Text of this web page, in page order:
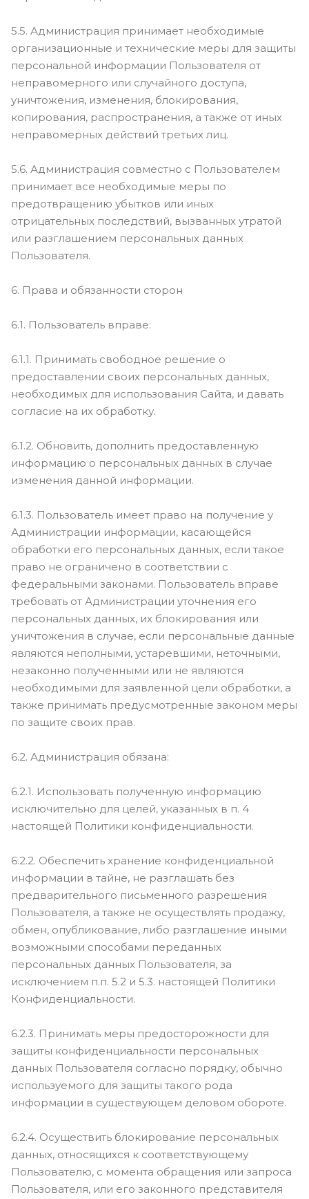
5.5. Администрация принимает необходимые
организационные и технические меры для защиты
персональной информации Пользователя от
неправомерного или случайного доступа,
уничтожения, изменения, блокирования,
копирования, распространения, а также от иных
неправомерных действий третьих лиц.
5.6. Администрация совместно с Пользователем
принимает все необходимые меры по
предотвращению убытков или иных
отрицательных последствий, вызванных утратой
или разглашением персональных данных
Пользователя.
6. Права и обязанности сторон
6.1. Пользователь вправе:
6.1.1. Принимать свободное решение о
предоставлении своих персональных данных,
необходимых для использования Сайта, и давать
согласие на их обработку.
6.1.2. Обновить, дополнить предоставленную
информацию о персональных данных в случае
изменения данной информации.
6.1.3. Пользователь имеет право на получение у
Администрации информации, касающейся
обработки его персональных данных, если такое
право не ограничено в соответствии с
федеральными законами. Пользователь вправе
требовать от Администрации уточнения его
персональных данных, их блокирования или
уничтожения в случае, если персональные данные
являются неполными, устаревшими, неточными,
незаконно полученными или не являются
необходимыми для заявленной цели обработки, а
также принимать предусмотренные законом меры
по защите своих прав.
6.2. Администрация обязана:
6.2.1. Использовать полученную информацию
исключительно для целей, указанных в п. 4
настоящей Политики конфиденциальности.
6.2.2. Обеспечить хранение конфиденциальной
информации в тайне, не разглашать без
предварительного письменного разрешения
Пользователя, а также не осуществлять продажу,
обмен, опубликование, либо разглашение иными
возможными способами переданных
персональных данных Пользователя, за
исключением п.п. 5.2 и 5.3. настоящей Политики
Конфиденциальности.
6.2.3. Принимать меры предосторожности для
защиты конфиденциальности персональных
данных Пользователя согласно порядку, обычно
используемого для защиты такого рода
информации в существующем деловом обороте.
6.2.4. Осуществить блокирование персональных
данных, относящихся к соответствующему
Пользователю, с момента обращения или запроса
Пользователя, или его законного представителя